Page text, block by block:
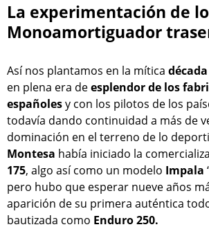
La experimentación de
Monoamortiguador
Así nos plantamos en la mítica
en plena era deesplendor de los
españolesy con los pilotos de los
todavía dando continuidad a más de
dominación en el terreno de lo
Montesa había iniciado la
175, algo así como un modelo Impala
pero hubo que esperar nueve años
aparición de su primera auténtica
bautizada como Enduro 250.